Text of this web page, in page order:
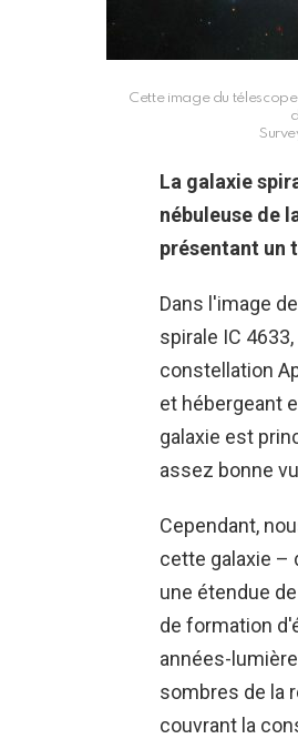
Cette image du
La galaxie
nébuleuse de
présentant un
Dans l'image
spirale IC
constellation
et hébergeant
galaxie est
assez bonne
Cependant,
cette galaxie –
une étendue
de formation
années-
​​​​sombres de la
couvrant la